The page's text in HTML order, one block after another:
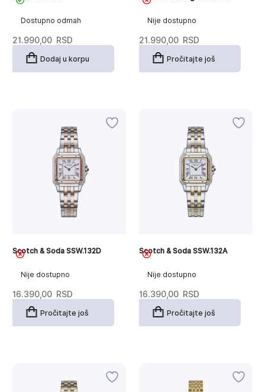
Dostupno odmah
21.990,00 RSD
Dodaj u korpu
Nije dostupno
21.990,00 RSD
Pročitajte još
Nije dostupno
Scotch & Soda SSW.132D
16.390,00 RSD
Pročitajte još
Nije dostupno
Scotch & Soda SSW.132A
16.390,00 RSD
Pročitajte još